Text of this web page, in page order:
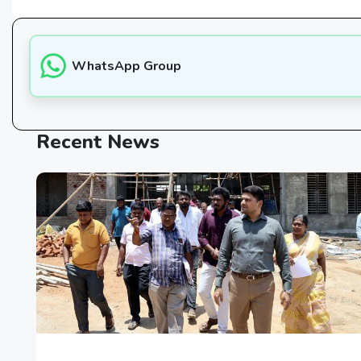
WhatsApp Group
Recent News